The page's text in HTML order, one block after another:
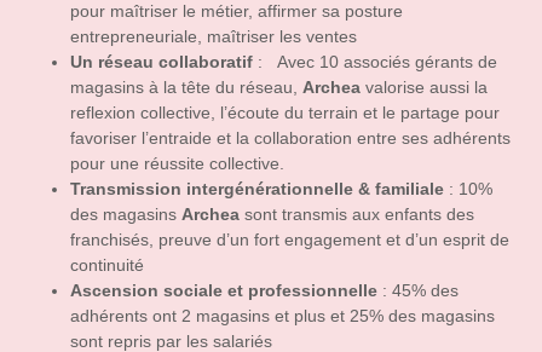
pour maîtriser le métier, affirmer sa posture
entrepreneuriale, maîtriser les ventes
Un réseau collaboratif : Avec 10 associés gérants de
magasins à la tête du réseau, Archea valorise aussi la
reflexion collective, l’écoute du terrain et le partage pour
favoriser l’entraide et la collaboration entre ses adhérents
pour une réussite collective.
Transmission intergénérationnelle & familiale : 10%
des magasins Archea sont transmis aux enfants des
franchisés, preuve d’un fort engagement et d’un esprit de
continuité
Ascension sociale et professionnelle : 45% des
adhérents ont 2 magasins et plus et 25% des magasins
sont repris par les salariés